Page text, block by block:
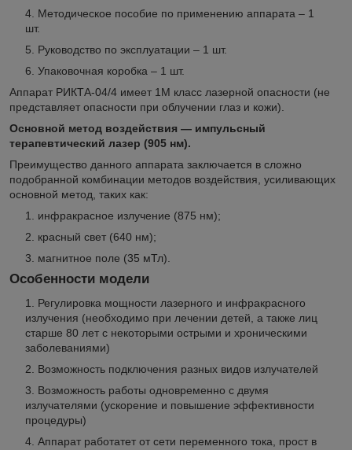
Методическое пособие по применению аппарата – 1
шт.
Руководство по эксплуатации – 1 шт.
Упаковочная коробка – 1 шт.
Аппарат РИКТА-04/4 имеет 1М класс лазерной опасности (не
представляет опасности при облучении глаз и кожи).
Основной метод воздействия — импульсный
терапевтический лазер (905 нм).
Преимущество данного аппарата заключается в сложно
подобранной комбинации методов воздействия, усиливающих
основной метод, таких как:
инфракрасное излучение (875 нм);
красный свет (640 нм);
магнитное поле (35 мТл).
Особенности модели
Регулировка мощности лазерного и инфракрасного
излучения (необходимо при лечении детей, а также лиц
старше 80 лет с некоторыми острыми и хроническими
заболеваниями)
Возможность подключения разных видов излучателей
Возможность работы одновременно с двумя
излучателями (ускорение и повышение эффективности
процедуры)
Аппарат работатет от сети переменного тока, прост в